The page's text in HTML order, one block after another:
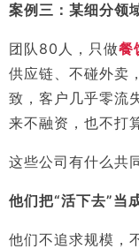
案例三：某细分领
团队80人，只做餐
供应链、不碰外卖
致，客户几乎零流
来不融资，也不打
这些公司有什么共
他们把“活下去”当
他们不追求规模，